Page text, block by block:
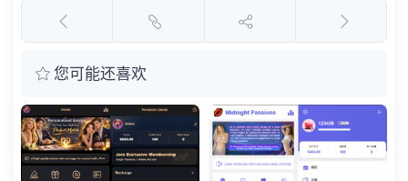
您可能还喜欢